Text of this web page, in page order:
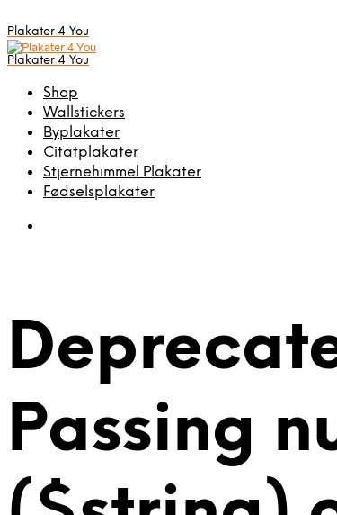
Plakater 4 You
Plakater 4 You
Shop
Wallstickers
Byplakater
Citatplakater
Stjernehimmel Plakater
Fødselsplakater
Passing